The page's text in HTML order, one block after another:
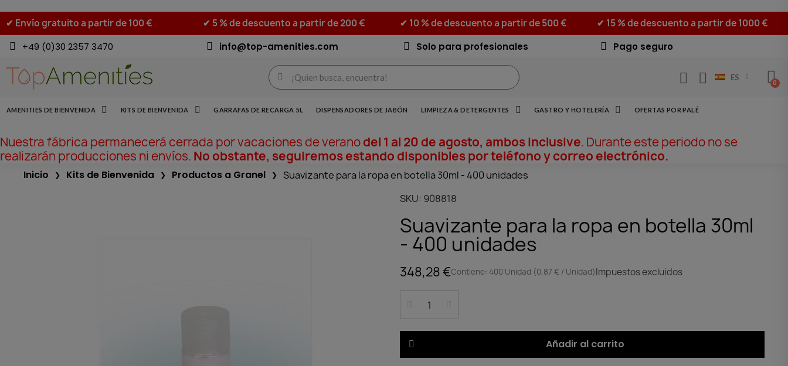
✔ Envío gratuito a partir de 100 € ✔ 5 % de descuento a partir de 200 € ✔ 10 % de descuento a partir de 500 €
✔ 15 % de descuento a partir de 1000 €
+49 (0)30 2357 3470
info@top-amenities.com Solo para profesionales Pago seguro
ES
AMENITIES DE BIENVENIDA KITS DE BIENVENIDA GARRAFAS DE RECARGA 5L DISPENSADORES DE JABÓN LIMPIEZA & DETERGENTES GASTRO Y HOTELERÍA OFERTAS POR PALÉ
Nuestra fábrica permanecerá cerrada por vacaciones de veranodel 1 al 20 de agosto, ambos inclusive. Durante este periodo no se
realizarán producciones ni envíos. No obstante, seguiremos estando disponibles por teléfono y correo electrónico.
Inicio Kits de Bienvenida Productos a Granel
Suavizante para la ropa en botella 30ml - 400 unidades
SKU 908818
Suavizante para la ropa en botella 30ml
- 400 unidades
348,28 €Contiene: 400 Unidad (0,87 € / Unidad)Impuestos excluidos
Añadir al carrito